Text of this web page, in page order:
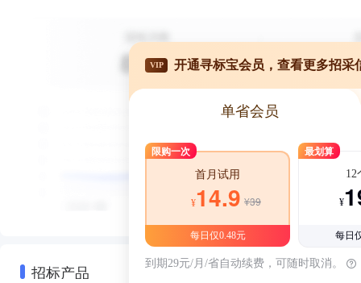
招标产品
VIP 开通寻标宝会员，查看更多招采
单省会员
限购一次
首月试用
¥14.9 ¥39
每日仅0.48元
最划算
12
¥
每日
到期29元/月/省自动续费，可随时取消。